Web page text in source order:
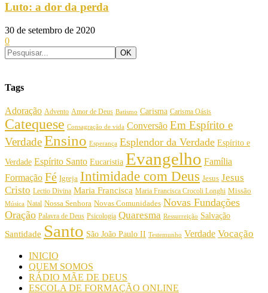
Luto: a dor da perda
30 de setembro de 2020
0
Tags
Adoração Advento Amor de Deus Batismo Carisma Carisma Oásis
Catequese Consagração de vida Conversão Em Espírito e
VerdadeEnsino Esperança Esplendor da Verdade Espírito e
Verdade Espírito Santo Eucaristia Evangelho Família
Formação Fé Igreja Intimidade com Deus Jesus Jesus
Cristo Lectio Divina Maria Francisca Maria Francisca Crocoli Longhi Missão
Música Natal Nossa Senhora Novas Comunidades Novas Fundações
Oração Palavra de Deus Psicologia Quaresma Ressurreição Salvação
Santidade Santo São João Paulo II Testemunho Verdade Vocação
INICIO
QUEM SOMOS
RÁDIO MÃE DE DEUS
ESCOLA DE FORMAÇÃO ONLINE